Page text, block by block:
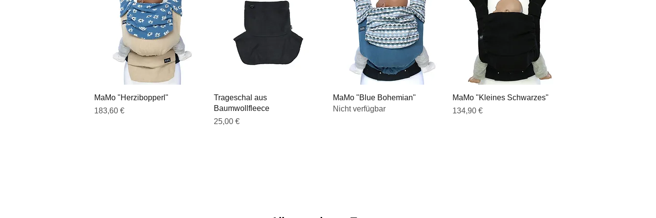
Schnellansicht
MaMo "Herzibopperl"
Preis
183,60 €
Schnellansicht
Trageschal aus
Baumwollfleece
Preis
25,00 €
Schnellansicht
MaMo "Blue Bohemian"
Nicht verfügbar
Schnellansicht
MaMo "Kleines Schwarzes"
Preis
134,90 €